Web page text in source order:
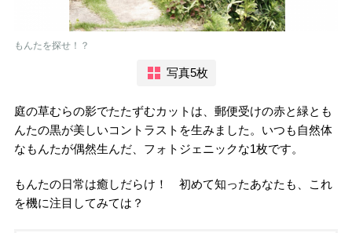
もんたを探せ！？
写真5枚
庭の草むらの影でたたずむカットは、郵便受けの赤と緑とも
んたの黒が美しいコントラストを生みました。いつも自然体
なもんたが偶然生んだ、フォトジェニックな1枚です。
もんたの日常は癒しだらけ！ 初めて知ったあなたも、これ
を機に注目してみては？